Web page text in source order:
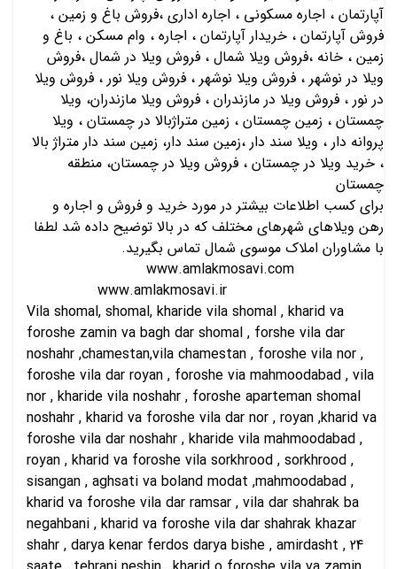
آپارتمان ، اجاره مسكوني ، اجاره اداري ،فروش باغ و زمين ،
فروش آپارتمان ، خريدار آپارتمان ، اجاره ، وام مسكن ، باغ و
زمين ، خانه ،فروش ویلا شمال ، فروش ویلا در شمال ،فروش
ویلا در نوشهر ، فروش ویلا نوشهر ، فروش ویلا نور ، فروش ویلا
در نور ، فروش ویلا در مازندران ، فروش ویلا مازندران، ویلا
چمستان ، زمین چمستان ، زمین متراژبالا در چمستان ، ویلا
پروانه دار ، ویلا سند دار ،زمین سند دار، زمین سند دار متراژ بالا
، خرید ویلا در چمستان ، فروش ویلا در چمستان، منطقه
چمستان
برای کسب اطلاعات بیشتر در مورد خرید و فروش و اجاره و
رهن ویلاهای شهرهای مختلف که در بالا توضیح داده شد لطفا
با مشاوران املاک موسوی شمال تماس بگیرید.
www.amlakmosavi.com
www.amlakmosavi.ir
Vila shomal, shomal, kharide vila shomal , kharid va
foroshe zamin va bagh dar shomal , forshe vila dar
noshahr ,chamestan,vila chamestan , foroshe vila nor ,
foroshe vila dar royan , foroshe via mahmoodabad , vila
nor , kharide vila noshahr , foroshe aparteman shomal
noshahr , kharid va foroshe vila dar nor , royan ,kharid va
foroshe vila dar noshahr , kharide vila mahmoodabad ,
royan , kharid va foroshe vila sorkhrood , sorkhrood ,
sisangan , aghsati va boland modat ,mahmoodabad ,
kharid va foroshe vila dar ramsar , vila dar shahrak ba
negahbani , kharid va foroshe vila dar shahrak khazar
shahr , darya kenar ferdos darya bishe , amirdasht , 24